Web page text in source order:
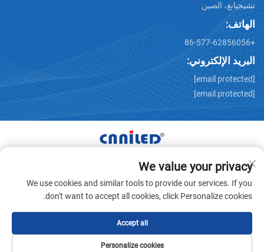
تشيجيانغ، الصين
الهاتف:
+86-577-62856056
البريد الإلكتروني:
[email protected]
[email protected]
حقوق النشر © شركة Zhejiang Nailide Power Technology
المحدودة لتقنية الطاقة. جميع الحقوق محفوظة -سياسة الخصوصية
We value your privacy
We use cookies and similar tools to provide our services. If you
don't want to accept all cookies, click Personalize cookies.
Personalize cookies
Accept all